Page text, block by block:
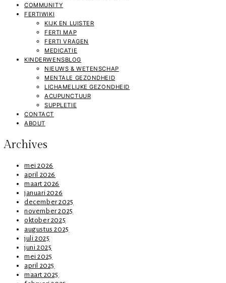
COMMUNITY
FERTIWIKI
KIJK EN LUISTER
FERTI MAP
FERTI VRAGEN
MEDICATIE
KINDERWENSBLOG
NIEUWS & WETENSCHAP
MENTALE GEZONDHEID
LICHAMELIJKE GEZONDHEID
ACUPUNCTUUR
SUPPLETIE
CONTACT
ABOUT
Archives
mei 2026
april 2026
maart 2026
januari 2026
december 2025
november 2025
oktober 2025
augustus 2025
juli 2025
juni 2025
mei 2025
april 2025
maart 2025